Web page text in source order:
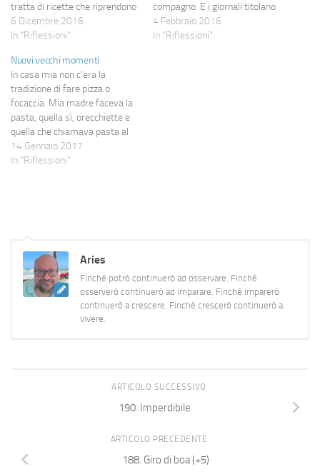
tratta di ricette che riprendono
esattamente qualcosa che
poteva preparare un genitore o
semplicemente una catena di
ricordi. Oggi, ad esempio, ho
preparato delle polpette…
6 Dicembre 2016
In "Riflessioni"
compagno. E i giornali titolano
"voleva SOLO sfregiarla", "era
geloso ed ha perso la testa" e
4 Febbraio 2016
In "Riflessioni"
Nuovi vecchi momenti
In casa mia non c'era la
tradizione di fare pizza o
focaccia. Mia madre faceva la
pasta, quella sì, orecchiette e
quella che chiamava pasta al
torchio, rigorosamente a mano
a partire dall'impasto, ma
14 Gennaio 2017
In "Riflessioni"
Aries
Finché potrò continuerò ad osservare. Finché
osserverò continuerò ad imparare. Finché imparerò
continuerò a crescere. Finché crescerò continuerò a
vivere.
ARTICOLO SUCCESSIVO
190. Imperdibile
ARTICOLO PRECEDENTE
188. Giro di boa (+5)